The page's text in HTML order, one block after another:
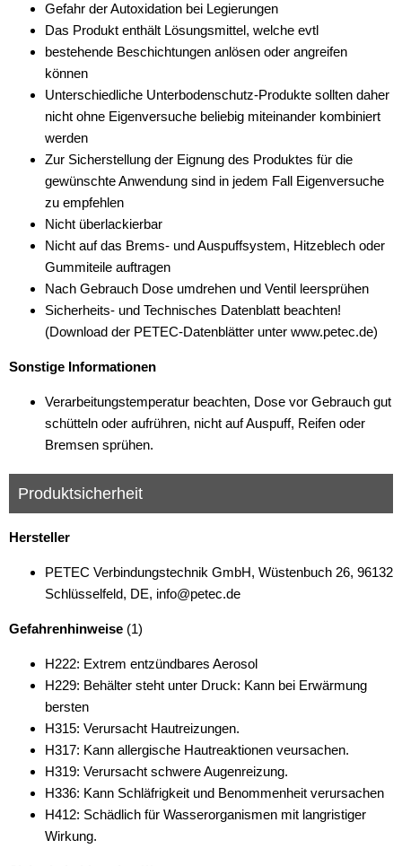
Gefahr der Autoxidation bei Legierungen
Das Produkt enthält Lösungsmittel, welche evtl
bestehende Beschichtungen anlösen oder angreifen
können
Unterschiedliche Unterbodenschutz-Produkte sollten daher
nicht ohne Eigenversuche beliebig miteinander kombiniert
werden
Zur Sicherstellung der Eignung des Produktes für die
gewünschte Anwendung sind in jedem Fall Eigenversuche
zu empfehlen
Nicht überlackierbar
Nicht auf das Brems- und Auspuffsystem, Hitzeblech oder
Gummiteile auftragen
Nach Gebrauch Dose umdrehen und Ventil leersprühen
Sicherheits- und Technisches Datenblatt beachten!
(Download der PETEC-Datenblätter unter www.petec.de)
Sonstige Informationen
Verarbeitungstemperatur beachten, Dose vor Gebrauch gut
schütteln oder aufrühren, nicht auf Auspuff, Reifen oder
Bremsen sprühen.
Produktsicherheit
Hersteller
PETEC Verbindungstechnik GmbH, Wüstenbuch 26, 96132
Schlüsselfeld, DE, info@petec.de
Gefahrenhinweise (1)
H222: Extrem entzündbares Aerosol
H229: Behälter steht unter Druck: Kann bei Erwärmung
bersten
H315: Verursacht Hautreizungen.
H317: Kann allergische Hautreaktionen veursachen.
H319: Verursacht schwere Augenreizung.
H336: Kann Schläfrigkeit und Benommenheit verursachen
H412: Schädlich für Wasserorganismen mit langristiger
Wirkung.